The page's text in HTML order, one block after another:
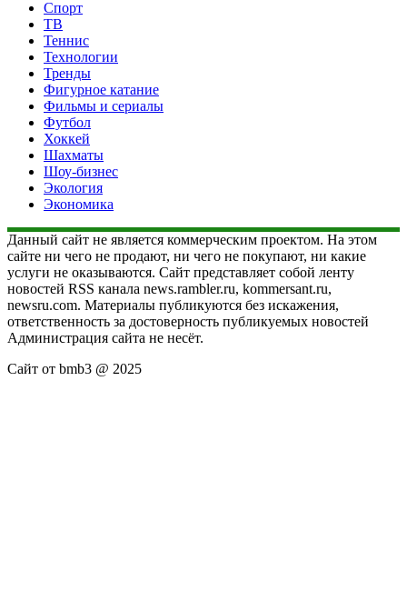
Спорт
ТВ
Теннис
Технологии
Тренды
Фигурное катание
Фильмы и сериалы
Футбол
Хоккей
Шахматы
Шоу-бизнес
Экология
Экономика
Данный сайт не является коммерческим проектом. На этом
сайте ни чего не продают, ни чего не покупают, ни какие
услуги не оказываются. Сайт представляет собой ленту
новостей RSS канала news.rambler.ru, kommersant.ru,
newsru.com. Материалы публикуются без искажения,
ответственность за достоверность публикуемых новостей
Администрация сайта не несёт.
Сайт от bmb3 @ 2025